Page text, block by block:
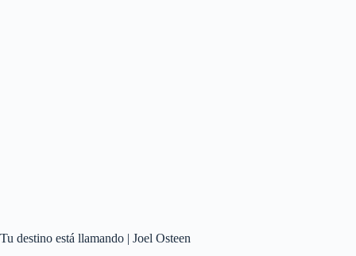
Tu destino está llamando | Joel Osteen